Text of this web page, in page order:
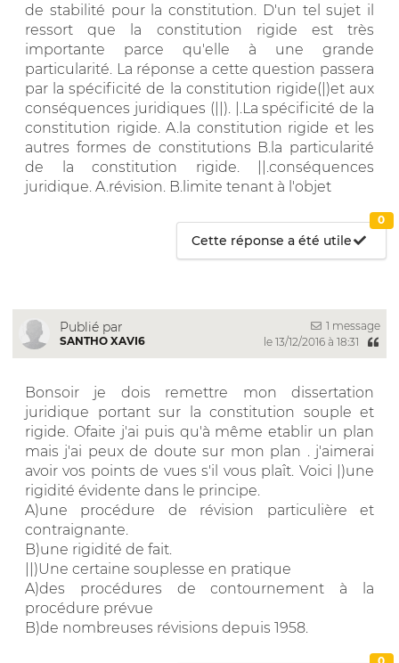
de stabilité pour la constitution. D'un tel sujet il
ressort que la constitution rigide est très
importante parce qu'elle à une grande
particularité. La réponse a cette question passera
par la spécificité de la constitution rigide(|)et aux
conséquences juridiques (||). |.La spécificité de la
constitution rigide. A.la constitution rigide et les
autres formes de constitutions B.la particularité
de la constitution rigide. ||.conséquences
juridique. A.révision. B.limite tenant à l'objet
Cette réponse a été utile
0
Publié par
SANTHO XAVI6
1 message
le 13/12/2016 à 18:31
Bonsoir je dois remettre mon dissertation
juridique portant sur la constitution souple et
rigide. Ofaite j'ai puis qu'à même etablir un plan
mais j'ai peux de doute sur mon plan . j'aimerai
avoir vos points de vues s'il vous plaît. Voici |)une
rigidité évidente dans le principe.
A)une procédure de révision particulière et
contraignante.
B)une rigidité de fait.
||)Une certaine souplesse en pratique
A)des procédures de contournement à la
procédure prévue
B)de nombreuses révisions depuis 1958.